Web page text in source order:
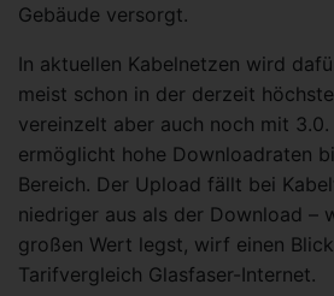
Gebäude versorgt.
In aktuellen Kabelnetzen wird
meist schon in der derzeit
vereinzelt aber auch noch mit 3.0.
ermöglicht hohe Downloadraten
Bereich. Der Upload fällt bei
niedriger aus als der Download –
großen Wert legst, wirf einen
Tarifvergleich Glasfaser-Internet.